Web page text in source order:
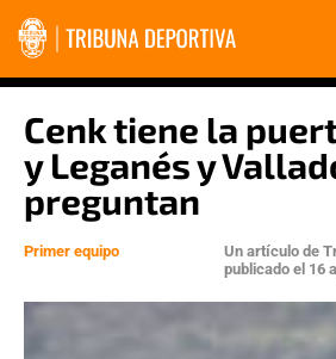
Cenk tiene la
y Leganés y
preguntan
Primer equipo Un artículo de
publicado el 16